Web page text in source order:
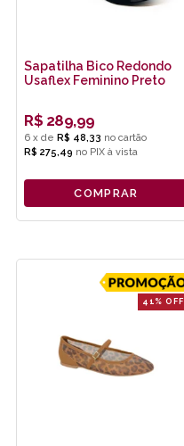
Sapatilha Bico Redondo
Usaflex Feminino Preto
R$ 289,99
6 x de R$ 48,33
R$ 275,49 no PIX
COMPRAR
41% OFF